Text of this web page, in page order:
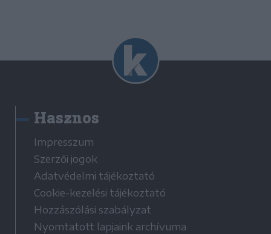
Hasznos
Impresszum
Szerzői jogok
Adatvédelmi tájékoztató
Cookie-kezelési tájékoztató
Hozzászólási szabályzat
Nyomtatott lapjaink archívuma